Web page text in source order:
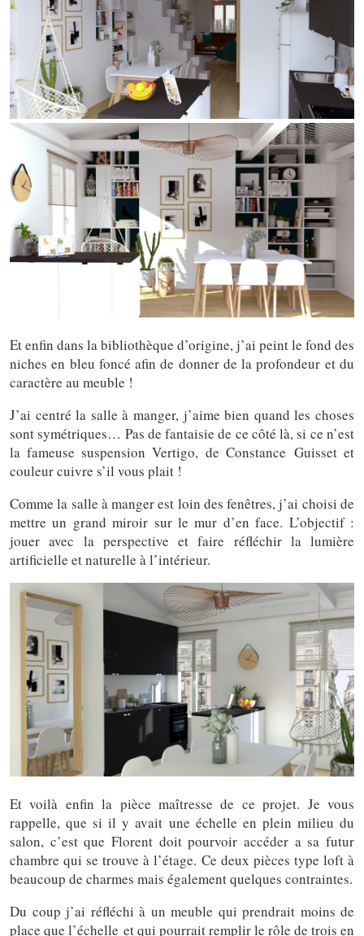
Et enfin dans la bibliothèque d’origine, j’ai peint le fond des
niches en bleu foncé afin de donner de la profondeur et du
caractère au meuble !
J’ai centré la salle à manger, j’aime bien quand les choses
sont symétriques… Pas de fantaisie de ce côté là, si ce n’est
la fameuse suspension Vertigo, de Constance Guisset et
couleur cuivre s’il vous plait !
Comme la salle à manger est loin des fenêtres, j’ai choisi de
mettre un grand miroir sur le mur d’en face. L’objectif :
jouer avec la perspective et faire réfléchir la lumière
artificielle et naturelle à l’intérieur.
Et voilà enfin la pièce maîtresse de ce projet. Je vous
rappelle, que si il y avait une échelle en plein milieu du
salon, c’est que Florent doit pourvoir accéder a sa futur
chambre qui se trouve à l’étage. Ce deux pièces type loft à
beaucoup de charmes mais également quelques contraintes.
Du coup j’ai réfléchi à un meuble qui prendrait moins de
place que l’échelle et qui pourrait remplir le rôle de trois en